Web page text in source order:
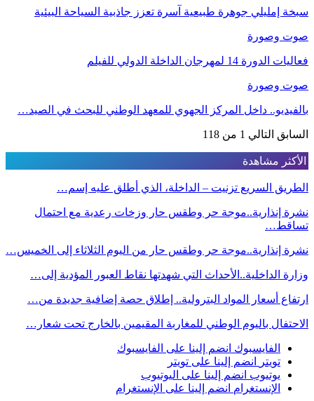
سبخة إمليلي جوهرة طبيعية آسرة تعزز جاذبية السياحة البيئية
صوت وصورة
فعاليات الدورة 14 لمهرجان الداخلة الدولي للفيلم
صوت وصورة
بالفيديو.. داخل المركز الجهوي للمعهد الوطني للبحث في الصيد…
السابق التالي 1 من 118
الأكثر مشاهدة
الطريق السريع تزنيت – الداخلة، الذي أطلق عليه إسم…
نشرة إنذارية..موجة حر وطقس حار وزخات رعدية مع احتمال
تساقط…
نشرة إنذارية..موجة حر وطقس حار من اليوم الثلاثاء إلى الخميس…
وزارة الداخلية..الأحداث التي شهدتها نقاط العبور المؤدية إلى…
ارتفاع أسعار المواد البترولية.. إطلاق حصة إضافية جديدة من…
الاحتفال باليوم الوطني للمغاربة المقيمين بالخارج تحت شعار…
الفايسبوك انضم إلينا على الفايسبوك
تويتر
انضم إلينا على تويتر
يوتيوب انضم إلينا على اليوتيوب
الإنستغرام انضم إلينا على الإنستغرام